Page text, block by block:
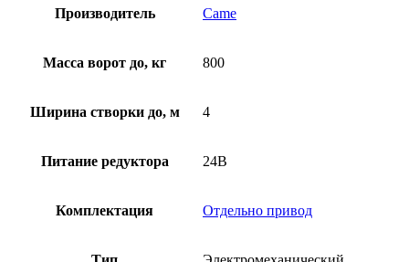
Производитель Came
Масса ворот до, кг 800
Ширина створки до, м 4
Питание редуктора 24В
Комплектация Отдельно привод